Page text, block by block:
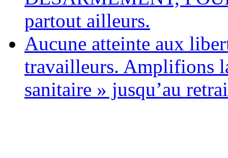
partout ailleurs.
Aucune atteinte aux
travailleurs. Amplifions
sanitaire » jusqu’au